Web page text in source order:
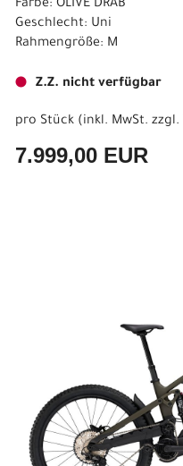
Farbe: OLIVE DRAB
Geschlecht: Uni
Rahmengröße: M
Z.Z. nicht verfügbar
pro Stück (inkl. MwSt. zzgl.
7.999,00 EUR